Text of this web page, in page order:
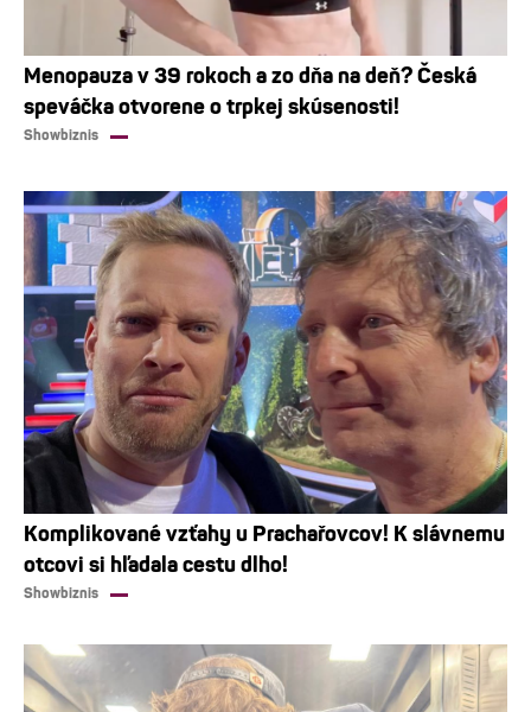
Menopauza v 39 rokoch a zo dňa na deň? Česká
speváčka otvorene o trpkej skúsenosti!
Showbiznis
Komplikované vzťahy u Prachařovcov! K slávnemu
otcovi si hľadala cestu dlho!
Showbiznis